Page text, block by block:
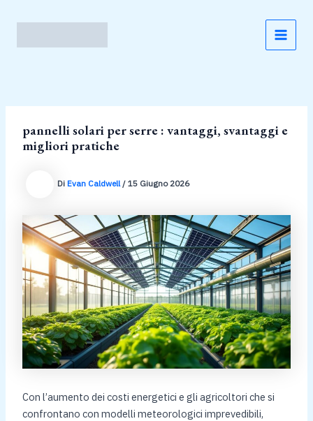
pannelli solari per serre : vantaggi, svantaggi e
migliori pratiche
Di Evan Caldwell / 15 Giugno 2026
Con l’aumento dei costi energetici e gli agricoltori che si
confrontano con modelli meteorologici imprevedibili,